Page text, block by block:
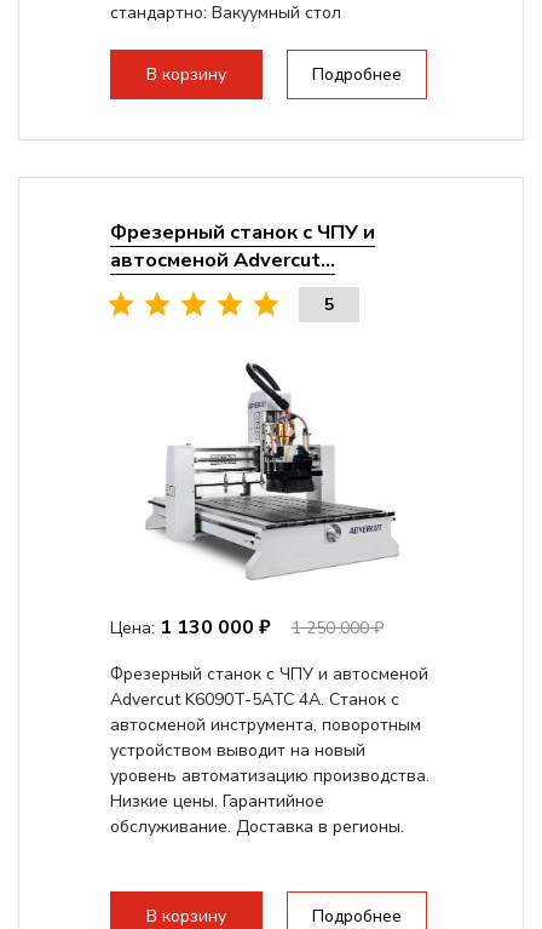
стандартно: Вакуумный стол
Мощность инвертора:
10500 Вт
Охлаждение шпинделя:Воздушное
В корзину Подробнее
Фрезерный станок с ЧПУ и
автосменой Advercut...
5
Цена: 1 130 000 ₽
1 250 000 ₽
Фрезерный станок с ЧПУ и автосменой
Advercut K6090T-5ATC 4A. Станок с
автосменой инструмента, поворотным
устройством выводит на новый
уровень автоматизацию производства.
Низкие цены. Гарантийное
обслуживание. Доставка в регионы.
В корзину Подробнее